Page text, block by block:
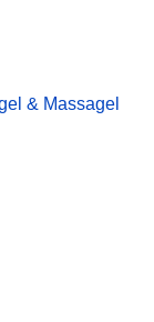
& Massagel